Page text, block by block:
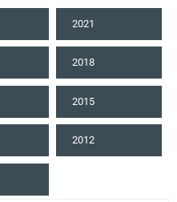
2021
2018
2015
2012